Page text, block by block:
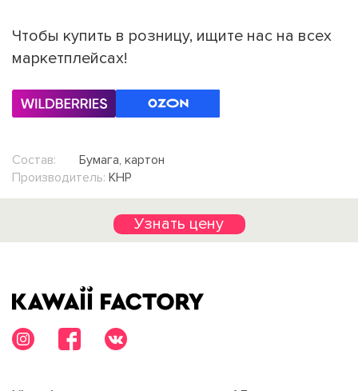
Чтобы купить в розницу, ищите нас на всех
маркетплейсах!
Состав:
Бумага, картон
Производитель: КНР
Узнать цену